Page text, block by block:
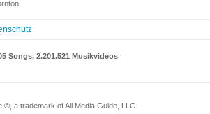
Songs, 2.201.521 Musikvideos
a trademark of All Media Guide, LLC.